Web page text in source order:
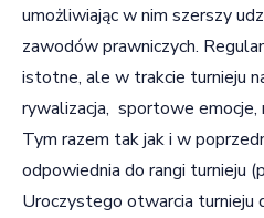
umożliwiając w nim szerszy
zawodów prawniczych.
istotne, ale w trakcie turnieju
rywalizacja, sportowe emocje,
Tym razem tak jak i w
odpowiednia do rangi turnieju
Uroczystego otwarcia turnieju